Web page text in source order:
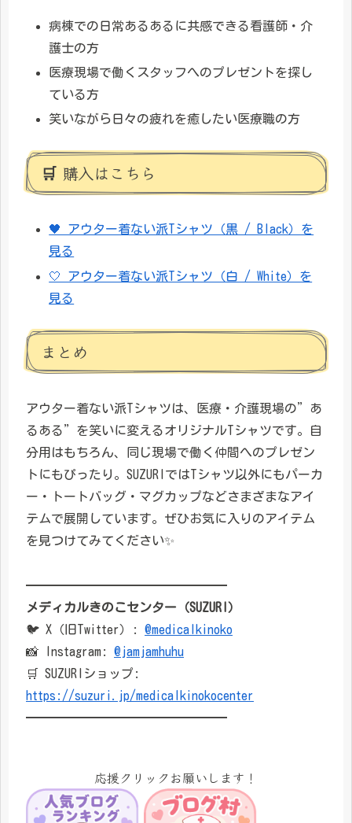
病棟での日常あるあるに共感できる看護師・介
護士の方
医療現場で働くスタッフへのプレゼントを探し
ている方
笑いながら日々の疲れを癒したい医療職の方
🛒 購入はこちら
🖤 アウター着ない派Tシャツ（黒 / Black）を
見る
🤍 アウター着ない派Tシャツ（白 / White）を
見る
まとめ
アウター着ない派Tシャツは、医療・介護現場の”あ
るある”を笑いに変えるオリジナルTシャツです。自
分用はもちろん、同じ現場で働く仲間へのプレゼン
トにもぴったり。SUZURIではTシャツ以外にもパーカ
ー・トートバッグ・マグカップなどさまざまなアイ
テムで展開しています。ぜひお気に入りのアイテム
を見つけてみてください✨
━━━━━━━━━━━━━━━━
メディカルきのこセンター（SUZURI）
🐦 X（旧Twitter）: @medicalkinoko
📸 Instagram: @jamjamhuhu
🛒 SUZURIショップ:
https://suzuri.jp/medicalkinokocenter
━━━━━━━━━━━━━━━━
応援クリックお願いします！